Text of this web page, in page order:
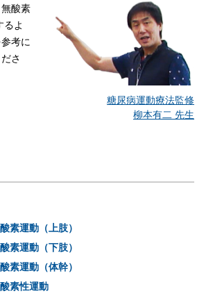
酸素
よ
考に
さ
糖尿病運動療法監修
柳本有二 先生
素運動（上肢）
素運動（下肢）
素運動（体幹）
素性運動